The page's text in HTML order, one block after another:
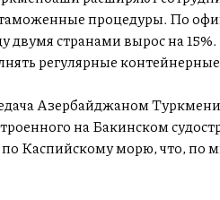
процедуры. По
двумя странами вырос на
регулярные
Азербайджаном
на Бакинском
по Каспийскому морю, что, по